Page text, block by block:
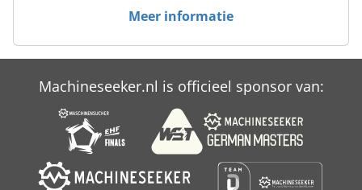
Meer informatie
Machineseeker.nl is officieel sponsor van: